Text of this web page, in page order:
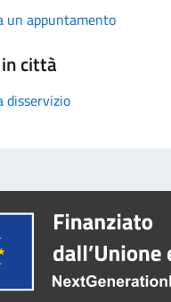
un appuntamento
città
disservizio